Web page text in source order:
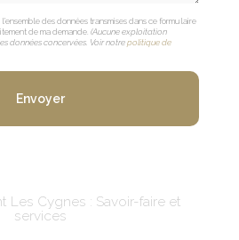
l'ensemble des données transmises dans ce formulaire
de ma demande.(Aucune exploitation
données concervées. Voir notrepolitique de
Les Cygnes : Savoir-faire et
services